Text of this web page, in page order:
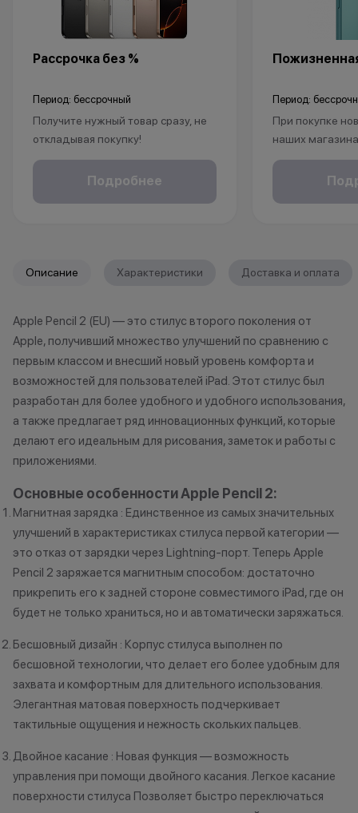
Рассрочка без %
Период: бессрочный
Получите нужный товар сразу, не
откладывая покупку!
Рассрочка без % доступна для
клиентов от 18 лет на срок до 24
*Акции и бонусы не суммируются.
исключительно информационный
характер.
•Организатор (продавец) имеет
право отказать в заключении
договора купли-продажи по
усмотрение имеет право
изменить условия акции в
Подробнее
Период:
При покупке
наших
рассрочку,
безналичному
*Акции и
*Данная акция
публичной
•Организатор
договора
обоснованные
•Организатор
усмотрение
изменить
Описание Характеристики Доставка и оплата
Apple Pencil 2 (EU) — это стилус второго поколения от
Apple, получивший множество улучшений по сравнению с
первым классом и внесший новый уровень комфорта и
возможностей для пользователей iPad. Этот стилус был
разработан для более удобного и удобного использования,
а также предлагает ряд инновационных функций, которые
делают его идеальным для рисования, заметок и работы с
приложениями.
Основные особенности Apple Pencil 2:
Магнитная зарядка : Единственное из самых значительных
улучшений в характеристиках стилуса первой категории —
это отказ от зарядки через Lightning-порт. Теперь Apple
Pencil 2 заряжается магнитным способом: достаточно
прикрепить его к задней стороне совместимого iPad, где он
будет не только храниться, но и автоматически заряжаться.
Бесшовный дизайн : Корпус стилуса выполнен по
бесшовной технологии, что делает его более удобным для
захвата и комфортным для длительного использования.
Элегантная матовая поверхность подчеркивает
тактильные ощущения и нежность скольких пальцев.
Двойное касание : Новая функция — возможность
управления при помощи двойного касания. Легкое касание
поверхности стилуса Позволяет быстро переключаться